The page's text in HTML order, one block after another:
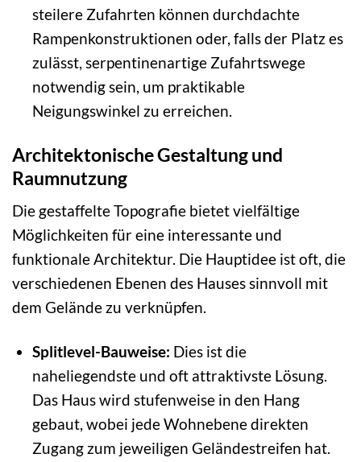
steilere Zufahrten können durchdachte
Rampenkonstruktionen oder, falls der Platz es
zulässt, serpentinenartige Zufahrtswege
notwendig sein, um praktikable
Neigungswinkel zu erreichen.
Architektonische Gestaltung und
Raumnutzung
Die gestaffelte Topografie bietet vielfältige
Möglichkeiten für eine interessante und
funktionale Architektur. Die Hauptidee ist oft, die
verschiedenen Ebenen des Hauses sinnvoll mit
dem Gelände zu verknüpfen.
Splitlevel-Bauweise: Dies ist die
naheliegendste und oft attraktivste Lösung.
Das Haus wird stufenweise in den Hang
gebaut, wobei jede Wohnebene direkten
Zugang zum jeweiligen Geländestreifen hat.